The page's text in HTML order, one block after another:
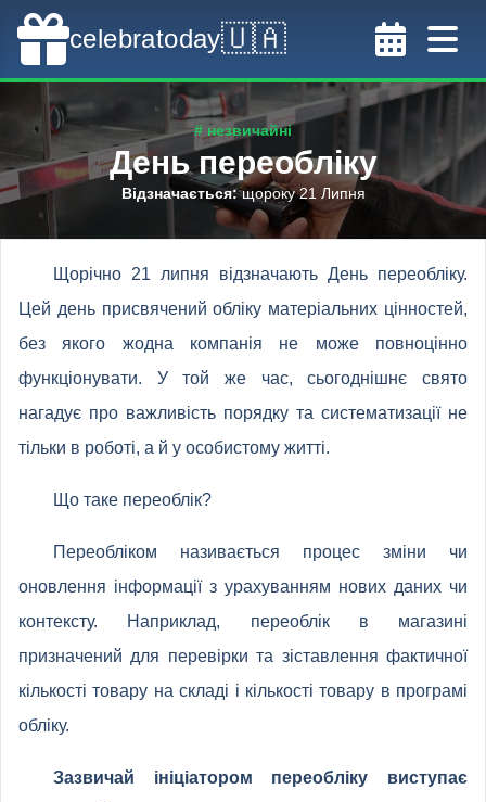
celebratoday🇺🇦
# незвичайні
День переобліку
Відзначається:щороку 21 Липня
Щорічно 21 липня відзначають День переобліку.
Цей день присвячений обліку матеріальних цінностей,
без якого жодна компанія не може повноцінно
функціонувати. У той же час, сьогоднішнє свято
нагадує про важливість порядку та систематизації не
тільки в роботі, а й у особистому житті.
Що таке переоблік?
Переобліком називається процес зміни чи
оновлення інформації з урахуванням нових даних чи
контексту. Наприклад, переоблік в магазині
призначений для перевірки та зіставлення фактичної
кількості товару на складі і кількості товару в програмі
обліку.
Зазвичай ініціатором переобліку виступає